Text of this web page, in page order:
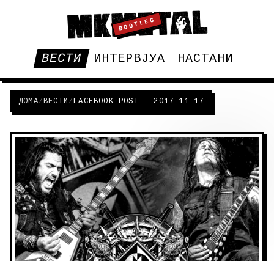
BOOTLEG
ВЕСТИ ИНТЕРВЈУА НАСТАНИ
ДОМА/ВЕСТИ /FACEBOOK POST - 2017-11-17